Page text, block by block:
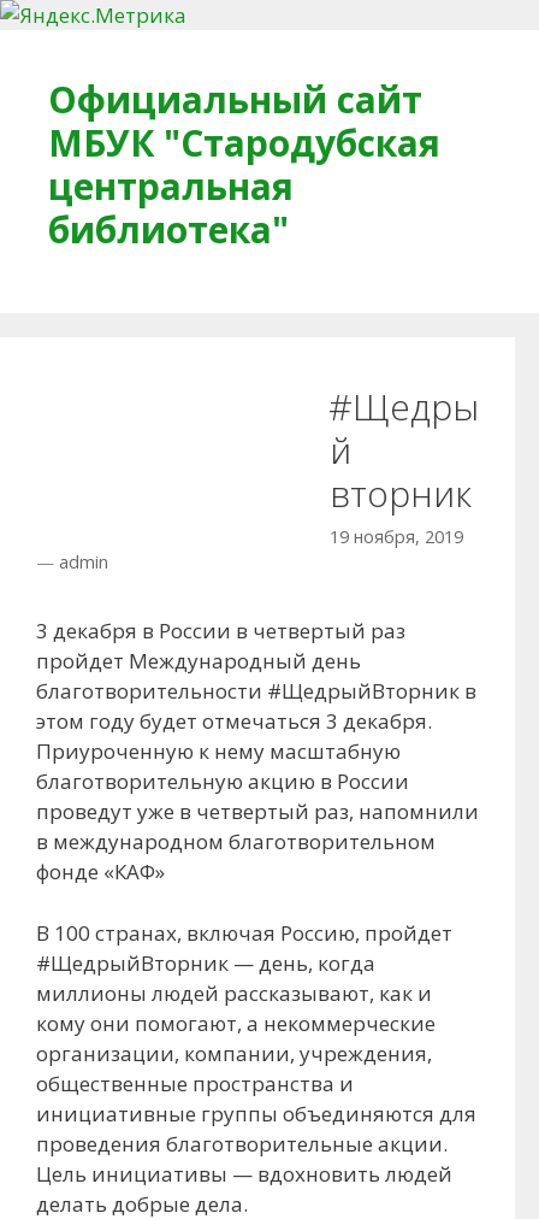
Официальный сайт
МБУК "Стародубская
центральная
библиотека"
#Щедры
й
вторник
19 ноября, 2019
— admin
3 декабря в России в четвертый раз
пройдет Международный день
благотворительности #ЩедрыйВторник в
этом году будет отмечаться 3 декабря.
Приуроченную к нему масштабную
благотворительную акцию в России
проведут уже в четвертый раз, напомнили
в международном благотворительном
фонде «КАФ»
В 100 странах, включая Россию, пройдет
#ЩедрыйВторник — день, когда
миллионы людей рассказывают, как и
кому они помогают, а некоммерческие
организации, компании, учреждения,
общественные пространства и
инициативные группы объединяются для
проведения благотворительные акции.
Цель инициативы — вдохновить людей
делать добрые дела.